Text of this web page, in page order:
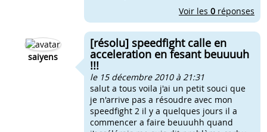
Voir les 0 réponses
saiyens
[résolu] speedfight calle en
acceleration en fesant beuuuuh
!!!
le 15 décembre 2010 à 21:31
salut a tous voila j'ai un petit souci que
je n'arrive pas a résoudre avec mon
speedfight 2 il y a quelques jours il a
commencer a faire beuuuhh quand